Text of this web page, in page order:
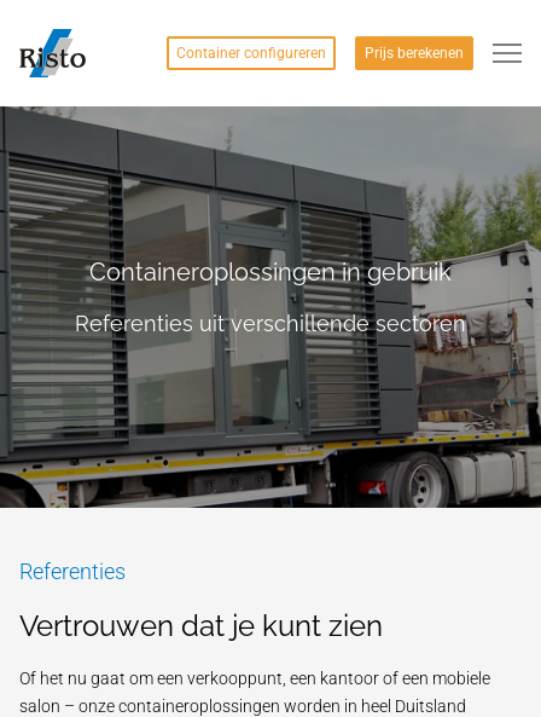
Container configureren Prijs berekenen
Containeroplossingen in gebruik
Referenties uit verschillende sectoren
Referenties
Vertrouwen dat je kunt zien
Of het nu gaat om een verkooppunt, een kantoor of een mobiele
salon – onze containeroplossingen worden in heel Duitsland